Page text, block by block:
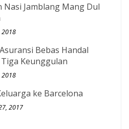
Nasi Jamblang Mang Dul
2018
Bebas Handal
Keunggulan
2018
ke Barcelona
2017